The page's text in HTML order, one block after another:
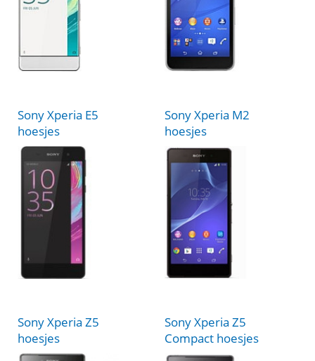
Sony Xperia E5
hoesjes
Sony Xperia M2
hoesjes
Sony Xperia Z5
hoesjes
Sony Xperia Z5
Compact hoesjes